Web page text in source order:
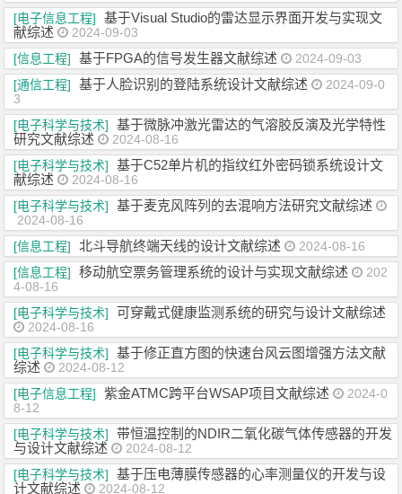
[电子信息工程]
基于Visual Studio的雷达显示界面开发与实现文
献综述
2024-09-03
[信息工程]
基于FPGA的信号发生器文献综述
2024-09-03
[通信工程]
基于人脸识别的登陆系统设计文献综述
2024-09-0
3
[电子科学与技术]
基于微脉冲激光雷达的气溶胶反演及光学特性
研究文献综述
2024-08-16
[电子科学与技术]
基于C52单片机的指纹红外密码锁系统设计文
献综述
2024-08-16
[电子科学与技术]
基于麦克风阵列的去混响方法研究文献综述
2024-08-16
[信息工程]
北斗导航终端天线的设计文献综述
2024-08-16
[信息工程]
移动航空票务管理系统的设计与实现文献综述
202
4-08-16
[电子科学与技术]
可穿戴式健康监测系统的研究与设计文献综述
2024-08-16
[电子科学与技术]
基于修正直方图的快速台风云图增强方法文献
综述
2024-08-12
[电子信息工程]
紫金ATMC跨平台WSAP项目文献综述
2024-0
8-12
[电子科学与技术]
带恒温控制的NDIR二氧化碳气体传感器的开发
与设计文献综述
2024-08-12
[电子科学与技术]
基于压电薄膜传感器的心率测量仪的开发与设
计文献综述
2024-08-12